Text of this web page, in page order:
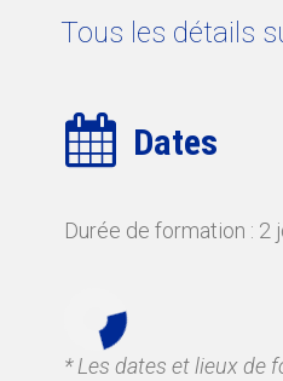
Tous les détails
Dates
Durée de formation : 2
* Les dates et lieux de